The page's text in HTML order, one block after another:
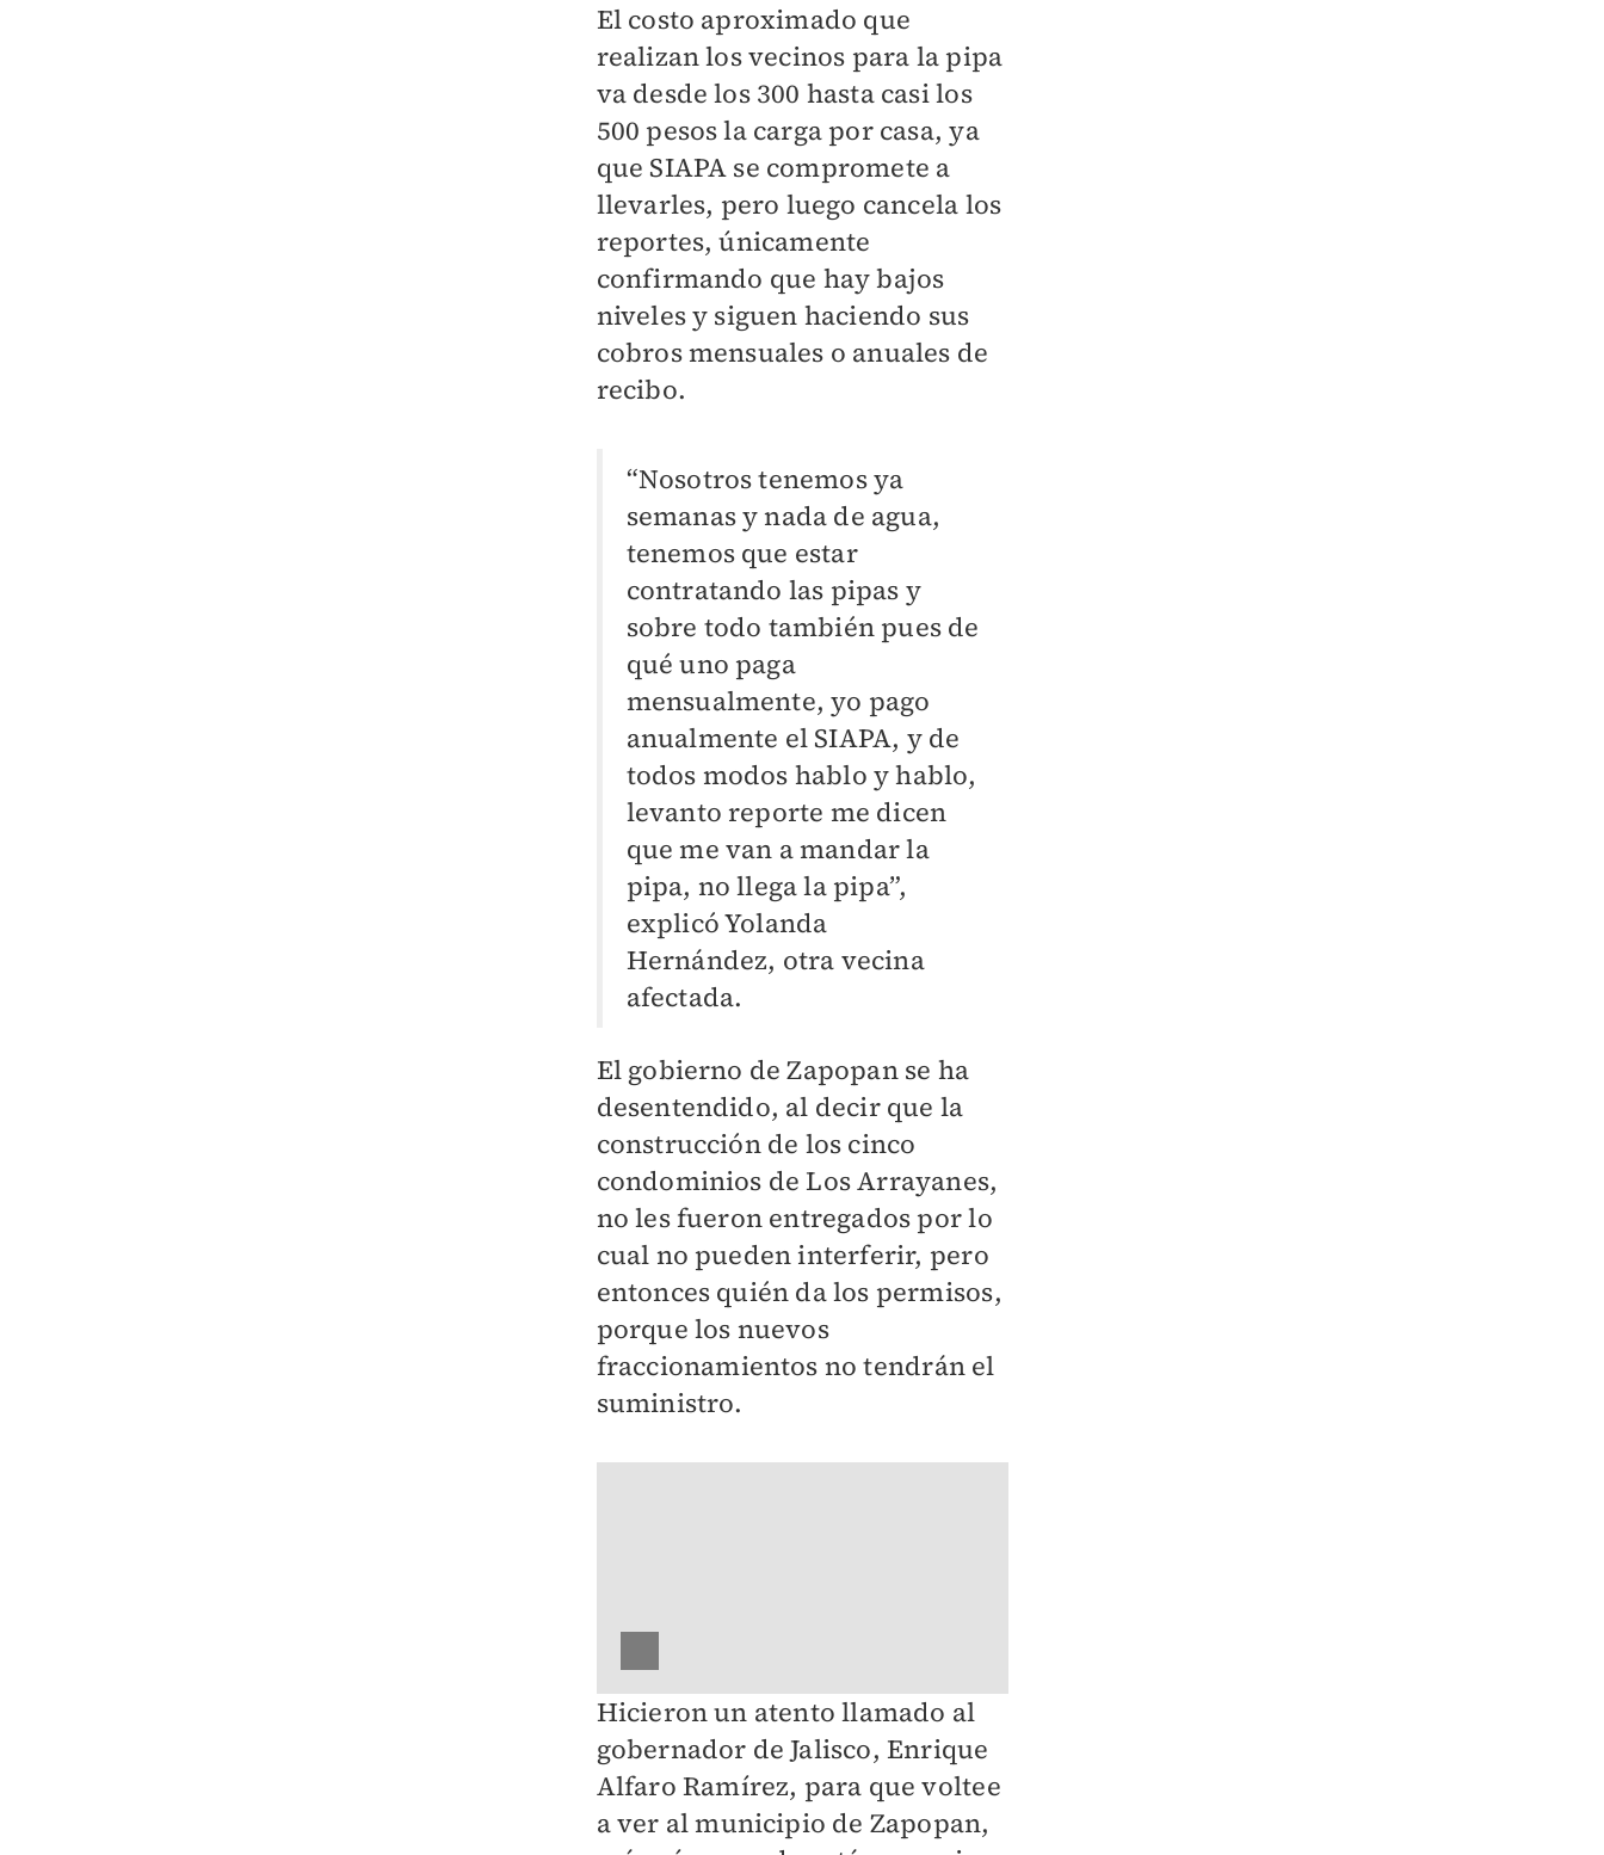
El costo aproximado que
realizan los vecinos para la pipa
va desde los 300 hasta casi los
500 pesos la carga por casa, ya
que SIAPA se compromete a
llevarles, pero luego cancela los
reportes, únicamente
confirmando que hay bajos
niveles y siguen haciendo sus
cobros mensuales o anuales de
recibo.
“Nosotros tenemos ya
semanas y nada de agua,
tenemos que estar
contratando las pipas y
sobre todo también pues de
qué uno paga
mensualmente, yo pago
anualmente el SIAPA, y de
todos modos hablo y hablo,
levanto reporte me dicen
que me van a mandar la
pipa, no llega la pipa”,
explicó Yolanda
Hernández, otra vecina
afectada.
El gobierno de Zapopan se ha
desentendido, al decir que la
construcción de los cinco
condominios de Los Arrayanes,
no les fueron entregados por lo
cual no pueden interferir, pero
entonces quién da los permisos,
porque los nuevos
fraccionamientos no tendrán el
suministro.
Hicieron un atento llamado al
gobernador de Jalisco, Enrique
Alfaro Ramírez, para que voltee
a ver al municipio de Zapopan,